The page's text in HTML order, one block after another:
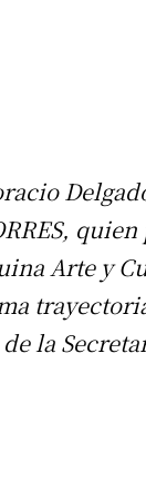
Arte y
la